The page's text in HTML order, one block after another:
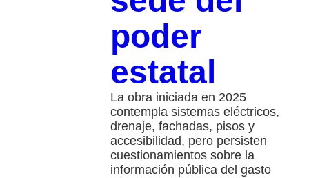
poder
estatal
La obra iniciada en 2025
contempla sistemas eléctricos,
drenaje, fachadas, pisos y
accesibilidad, pero persisten
cuestionamientos sobre la
información pública del gasto